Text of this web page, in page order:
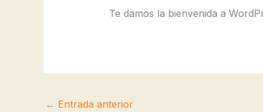
Te damos la bienvenida a
← Entrada anterior